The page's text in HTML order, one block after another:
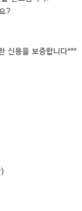
?
신용을 보증합니다***